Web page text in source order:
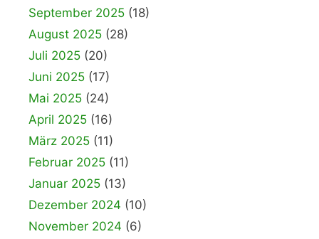
September 2025 (18)
August 2025 (28)
Juli 2025 (20)
Juni 2025 (17)
Mai 2025 (24)
April 2025 (16)
März 2025 (11)
Februar 2025 (11)
Januar 2025 (13)
Dezember 2024 (10)
November 2024 (6)